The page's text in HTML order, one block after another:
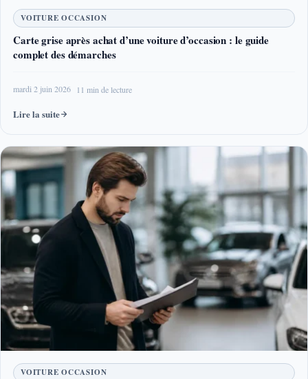
VOITURE OCCASION
Carte grise après achat d’une voiture d’occasion : le guide
complet des démarches
mardi 2 juin 2026 11 min de lecture
Lire la suite
VOITURE OCCASION